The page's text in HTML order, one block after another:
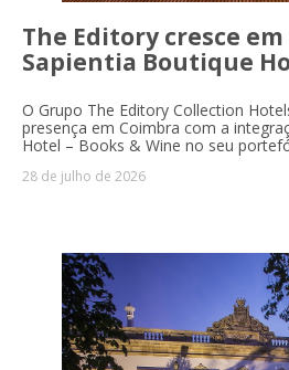
The Editory cresce
Sapientia Boutique
O Grupo The Editory Collection
presença em Coimbra com a
Hotel – Books & Wine no seu
28 de julho de 2026